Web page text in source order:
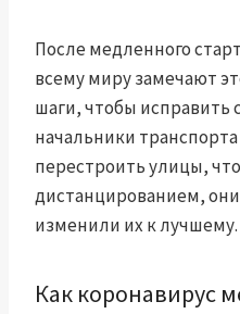
После медленного
всему миру замечают
шаги, чтобы исправить
начальники
перестроить улицы,
дистанцированием,
изменили их к лучшему.
Как коронавирус